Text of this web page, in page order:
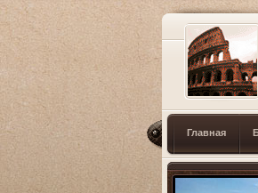
Главная